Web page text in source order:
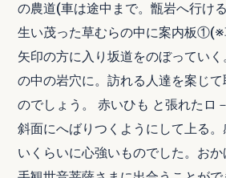
の農道(車は途中まで。甑岩へ行け
生い茂った草むらの中に案内板
矢印の方に入り坂道をのぼってい
の中の岩穴に。訪れる人達を案じ
のでしょう。 赤いひも と張れたロ
斜面にへばりつくようにして上る
いくらいに心強いものでした。お